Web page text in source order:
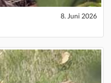
8. Juni 2026